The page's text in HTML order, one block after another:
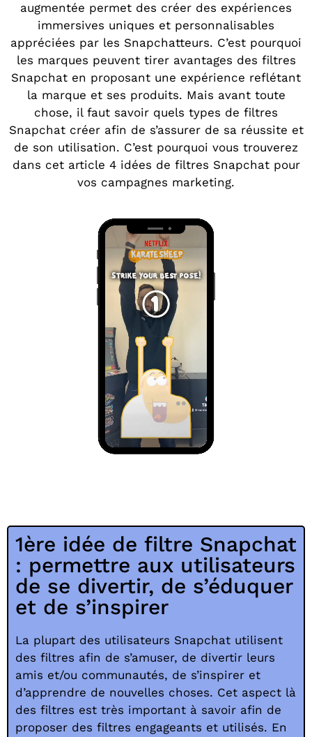
augmentée permet des créer des expériences
immersives uniques et personnalisables
appréciées par les Snapchatteurs. C’est pourquoi
les marques peuvent tirer avantages des filtres
Snapchat en proposant une expérience reflétant
la marque et ses produits. Mais avant toute
chose, il faut savoir quels types de filtres
Snapchat créer afin de s’assurer de sa réussite et
de son utilisation. C’est pourquoi vous trouverez
dans cet article 4 idées de filtres Snapchat pour
vos campagnes marketing.
1ère idée de filtre Snapchat
: permettre aux utilisateurs
de se divertir, de s’éduquer
et de s’inspirer
La plupart des utilisateurs Snapchat utilisent
des filtres afin de s’amuser, de divertir leurs
amis et/ou communautés, de s’inspirer et
d’apprendre de nouvelles choses. Cet aspect là
des filtres est très important à savoir afin de
proposer des filtres engageants et utilisés. En